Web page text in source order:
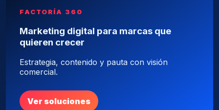
FACTORÍA 360
Marketing digital para marcas que
quieren crecer
Estrategia, contenido y pauta con visión
comercial.
Ver soluciones